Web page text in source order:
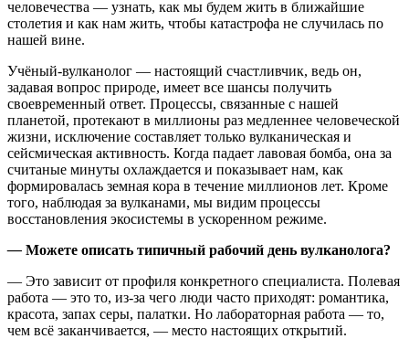
человечества — узнать, как мы будем жить в ближайшие
столетия и как нам жить, чтобы катастрофа не случилась по
нашей вине.
Учёный-вулканолог — настоящий счастливчик, ведь он,
задавая вопрос природе, имеет все шансы получить
своевременный ответ. Процессы, связанные с нашей
планетой, протекают в миллионы раз медленнее человеческой
жизни, исключение составляет только вулканическая и
сейсмическая активность. Когда падает лавовая бомба, она за
считаные минуты охлаждается и показывает нам, как
формировалась земная кора в течение миллионов лет. Кроме
того, наблюдая за вулканами, мы видим процессы
восстановления экосистемы в ускоренном режиме.
— Можете описать типичный рабочий день вулканолога?
— Это зависит от профиля конкретного специалиста. Полевая
работа — это то, из-за чего люди часто приходят: романтика,
красота, запах серы, палатки. Но лабораторная работа — то,
чем всё заканчивается, — место настоящих открытий.